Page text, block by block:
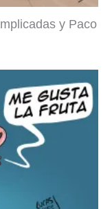
y Paco